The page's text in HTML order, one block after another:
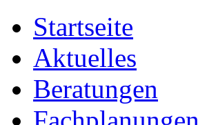
Startseite
Aktuelles
Beratungen